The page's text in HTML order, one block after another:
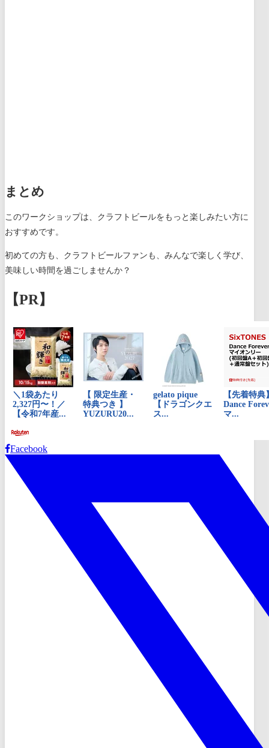
まとめ
このワークショップは、クラフトビールをもっと楽しみたい方に
おすすめです。
初めての方も、クラフトビールファンも、みんなで楽しく学び、
美味しい時間を過ごしませんか？
【PR】
Facebook